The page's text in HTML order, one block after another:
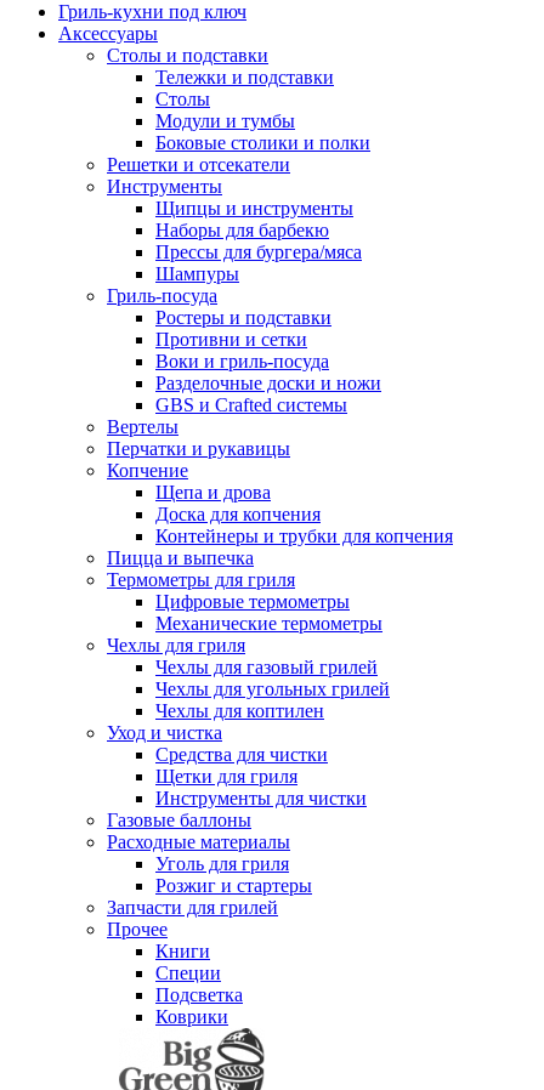
Гриль-кухни под ключ
Аксессуары
Столы и подставки
Тележки и подставки
Столы
Модули и тумбы
Боковые столики и полки
Решетки и отсекатели
Инструменты
Щипцы и инструменты
Наборы для барбекю
Прессы для бургера/мяса
Шампуры
Гриль-посуда
Ростеры и подставки
Противни и сетки
Воки и гриль-посуда
Разделочные доски и ножи
GBS и Crafted системы
Вертелы
Перчатки и рукавицы
Копчение
Щепа и дрова
Доска для копчения
Контейнеры и трубки для копчения
Пицца и выпечка
Термометры для гриля
Цифровые термометры
Механические термометры
Чехлы для гриля
Чехлы для газовый грилей
Чехлы для угольных грилей
Чехлы для коптилен
Уход и чистка
Средства для чистки
Щетки для гриля
Инструменты для чистки
Газовые баллоны
Расходные материалы
Уголь для гриля
Розжиг и стартеры
Запчасти для грилей
Прочее
Книги
Специи
Подсветка
Коврики